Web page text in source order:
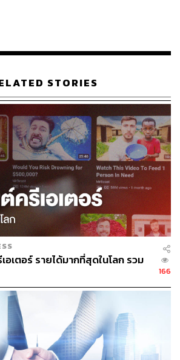
ษัทและที่ปรึกษาครับ
ญ่ คอนเทนต์ในเพจที่แชร์เยอะๆ คือ
งธุรกิจ คิดแบบคนติดตาม หลายคนจะ
งธุรกิจที่อ่านยากหน่อย มีศัพท์เยอะแยะ
แชร์ประสบการณ์ มีทั้งคำคมแบบ
าบแหล่งที่มา น่าเชื่อถือบ้าง ไม่น่าเชื่อ
STORIES
อเตอร์ รายได้มากที่สุดในโลก รวม
166